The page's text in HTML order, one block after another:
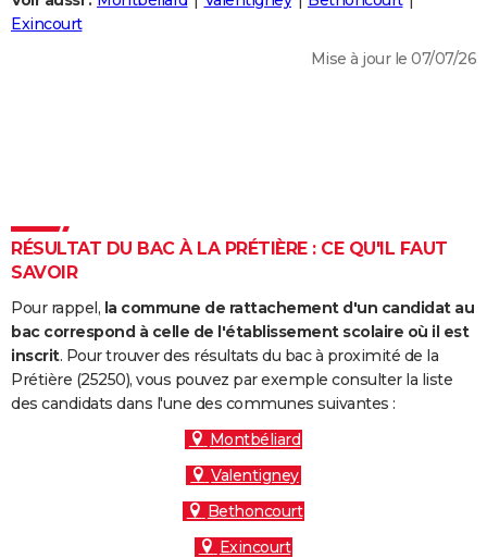
Destinations
City break
Voyage nature
Voyage de noces
Forum
Climat
+
PHOTO
Dictionnaire
Biographies
Citations
Expressions
Proverbes
PROGRAMME TV
S'inscrire
Se connecter
Lycées
Collèges
Primaires
Universités
Entreprises
Service militaire
Avis de recherche
AVIS DE DÉCÈS
FORUM
Exincourt
Mise à jour le 07/07/26
RÉSULTAT DU BAC À LA PRÉTIÈRE : CE QU'IL FAUT
SAVOIR
Pour rappel, la commune de rattachement d'un candidat au
bac correspond à celle de l'établissement scolaire où il est
inscrit. Pour trouver des résultats du bac à proximité de la
Prétière (25250), vous pouvez par exemple consulter la liste
des candidats dans l'une des communes suivantes :
Montbéliard
Valentigney
Bethoncourt
Exincourt